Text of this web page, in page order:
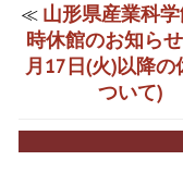
≪ 山形県産業科
時休館のお知ら
月17日(火)以降の
ついて)